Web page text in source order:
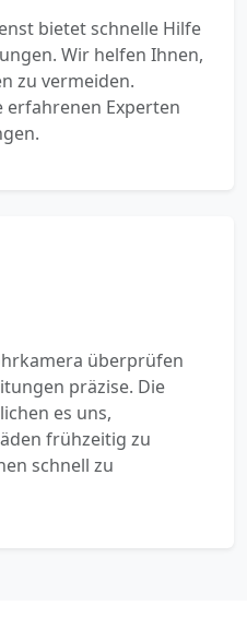
bietet schnelle Hilfe
Wir helfen Ihnen,
zu vermeiden.
erfahrenen Experten
überprüfen
präzise. Die
es uns,
frühzeitig zu
schnell zu